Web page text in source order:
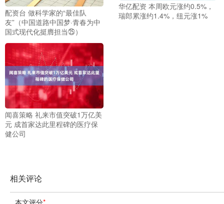
配资台 做科学家的“最佳队
友”（中国道路中国梦·青春为中
国式现代化挺膺担当㉕）
华亿配资 本周欧元涨约0.5%，
瑞郎累涨约1.4%，纽元涨1%
闻喜策略 礼来市值突破1万亿美
元 成首家达此里程碑的医疗保
健公司
相关评论
本文评分*